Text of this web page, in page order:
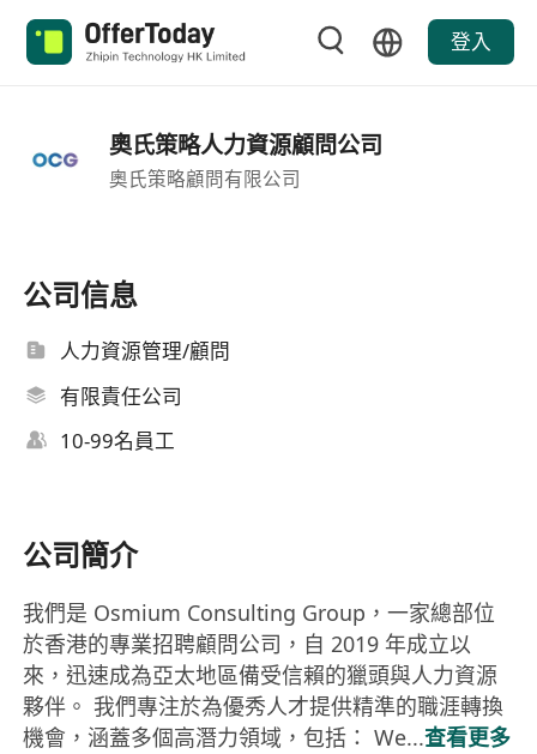
登入
奧氏策略人力資源顧問公司
奧氏策略顧問有限公司
公司信息
人力資源管理/顧問
有限責任公司
10-99名員工
公司簡介
我們是 Osmium Consulting Group，一家總部位
於香港的專業招聘顧問公司，自 2019 年成立以
來，迅速成為亞太地區備受信賴的獵頭與人力資源
夥伴。 我們專注於為優秀人才提供精準的職涯轉換
機會，涵蓋多個高潛力領域，包括： We...查看更多